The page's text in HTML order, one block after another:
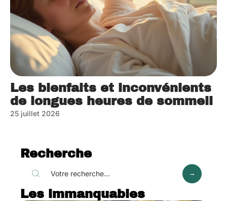
Les bienfaits et inconvénients
de longues heures de sommeil
25 juillet 2026
Recherche
Les immanquables